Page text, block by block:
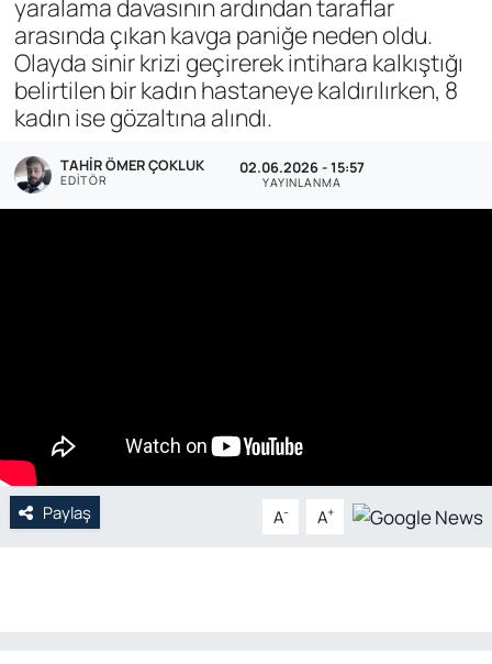
yaralama davasının ardından taraflar
arasında çıkan kavga paniğe neden oldu.
Olayda sinir krizi geçirerek intihara kalkıştığı
belirtilen bir kadın hastaneye kaldırılırken, 8
kadın ise gözaltına alındı.
TAHIR ÖMER ÇOKLUK
EDITÖR
02.06.2026 - 15:57
YAYINLANMA
Paylaş A- A+
Dünya
Ekonomi
Web Tv